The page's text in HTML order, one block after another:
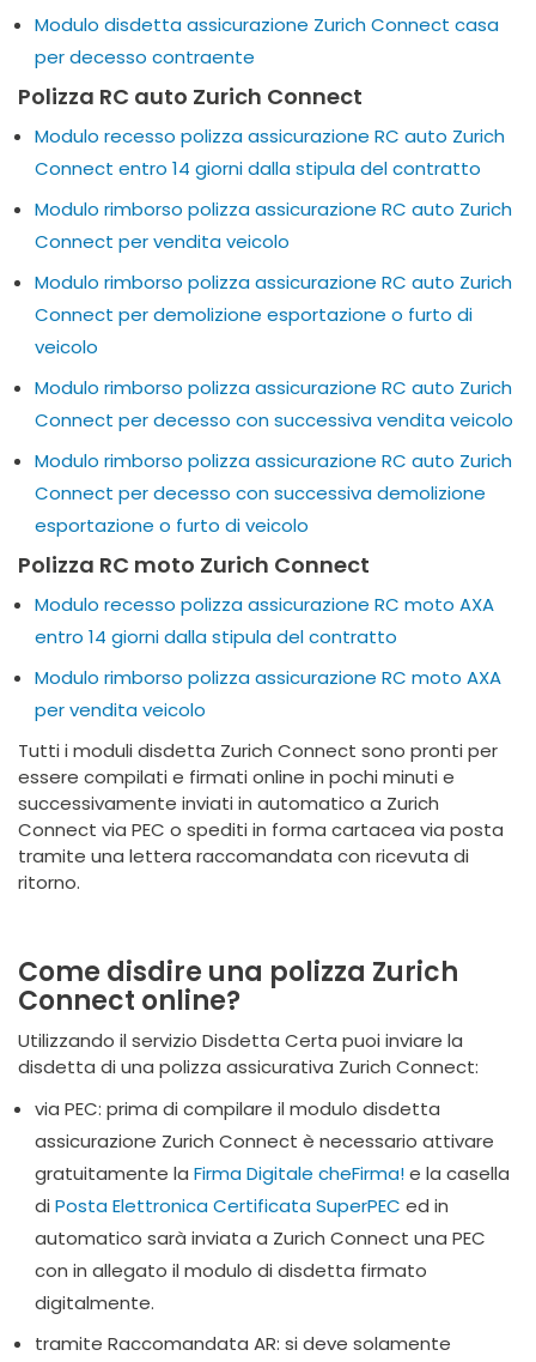
Modulo disdetta assicurazione Zurich Connect casa
per decesso contraente
Polizza RC auto Zurich Connect
Modulo recesso polizza assicurazione RC auto Zurich
Connect entro 14 giorni dalla stipula del contratto
Modulo rimborso polizza assicurazione RC auto Zurich
Connect per vendita veicolo
Modulo rimborso polizza assicurazione RC auto Zurich
Connect per demolizione esportazione o furto di
veicolo
Modulo rimborso polizza assicurazione RC auto Zurich
Connect per decesso con successiva vendita veicolo
Modulo rimborso polizza assicurazione RC auto Zurich
Connect per decesso con successiva demolizione
esportazione o furto di veicolo
Polizza RC moto Zurich Connect
Modulo recesso polizza assicurazione RC moto AXA
entro 14 giorni dalla stipula del contratto
Modulo rimborso polizza assicurazione RC moto AXA
per vendita veicolo
Tutti i moduli disdetta Zurich Connect sono pronti per
essere compilati e firmati online in pochi minuti e
successivamente inviati in automatico a Zurich
Connect via PEC o spediti in forma cartacea via posta
tramite una lettera raccomandata con ricevuta di
ritorno.
Come disdire una polizza Zurich
Connect online?
Utilizzando il servizio Disdetta Certa puoi inviare la
disdetta di una polizza assicurativa Zurich Connect:
via PEC: prima di compilare il modulo disdetta
assicurazione Zurich Connect è necessario attivare
gratuitamente la Firma Digitale cheFirma!e la casella
di Posta Elettronica Certificata SuperPEC ed in
automatico sarà inviata a Zurich Connect una PEC
con in allegato il modulo di disdetta firmato
digitalmente.
tramite Raccomandata AR: si deve solamente